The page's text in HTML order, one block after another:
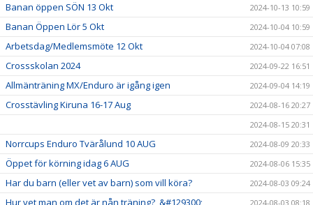
Banan öppen SÖN 13 Okt 2024-10-13 10:59
Banan Öppen Lör 5 Okt 2024-10-04 10:59
Arbetsdag/Medlemsmöte 12 Okt 2024-10-04 07:08
Crossskolan 2024 2024-09-22 16:51
Allmänträning MX/Enduro är igång igen 2024-09-04 14:19
Crosstävling Kiruna 16-17 Aug
2024-08-16 20:27
2024-08-15 20:31
Norrcups Enduro Tvärålund 10 AUG 2024-08-09 20:33
Öppet för körning idag 6 AUG 2024-08-06 15:35
Har du barn (eller vet av barn) som vill köra? 2024-08-03 09:24
Hur vet man om det är nån träning? &#129300; 2024-08-03 08:18